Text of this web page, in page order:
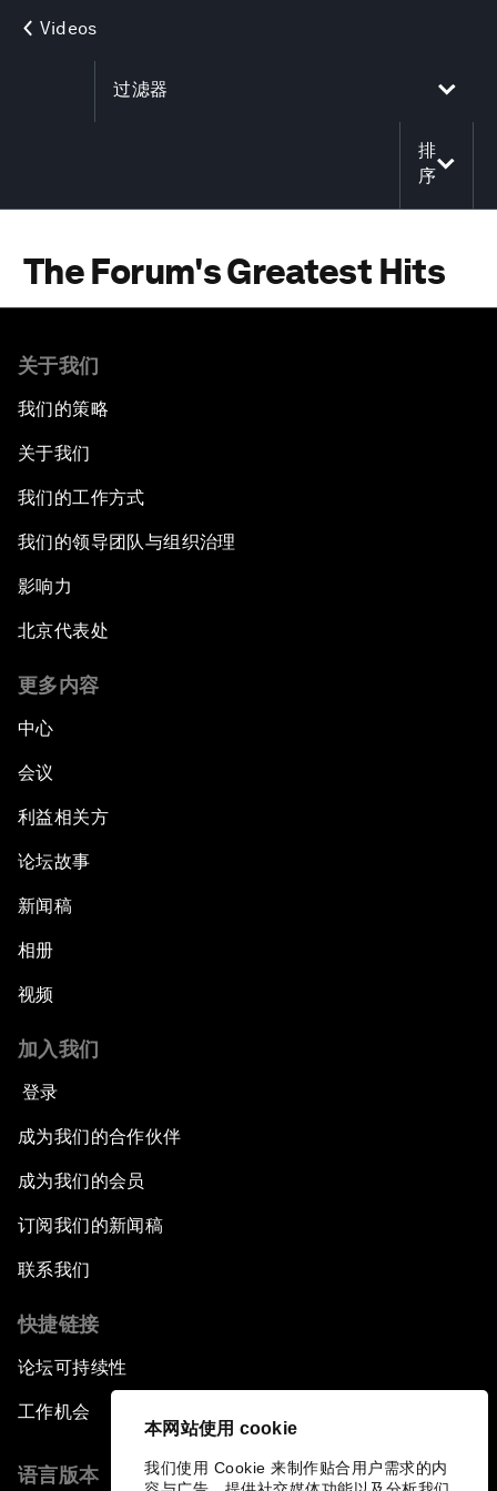
本网站使用 cookie
我们使用 Cookie 来制作贴合用户需求的内
Videos
过滤器
排
序
The Forum's Greatest Hits
关于我们
我们的策略
关于我们
我们的工作方式
我们的领导团队与组织治理
影响力
北京代表处
更多内容
中心
会议
利益相关方
论坛故事
新闻稿
相册
视频
加入我们
登录
成为我们的合作伙伴
成为我们的会员
订阅我们的新闻稿
联系我们
快捷链接
论坛可持续性
工作机会
语言版本